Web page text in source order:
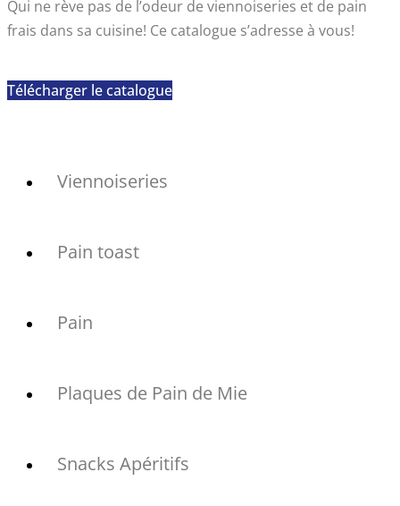
Qui ne rève pas de l’odeur de viennoiseries et de pain
frais dans sa cuisine! Ce catalogue s’adresse à vous!
Télécharger le catalogue
Viennoiseries
Pain toast
Pain
Plaques de Pain de Mie
Snacks Apéritifs